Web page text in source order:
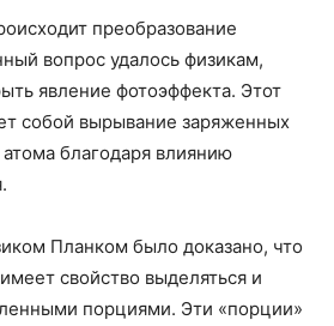
преобразование
вопрос удалось физикам,
явление фотоэффекта. Этот
собой вырывание заряженных
благодаря влиянию
Планком было доказано, что
свойство выделяться и
порциями. Эти «порции»